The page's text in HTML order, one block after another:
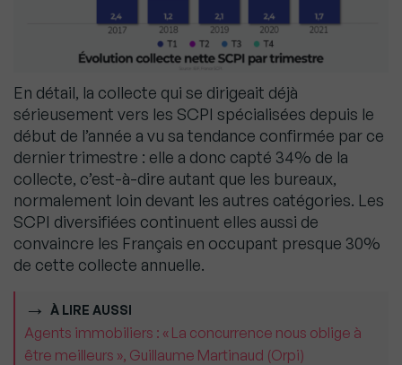
En détail, la collecte qui se dirigeait déjà
sérieusement vers les SCPI spécialisées depuis le
début de l’année a vu sa tendance confirmée par ce
dernier trimestre : elle a donc capté 34% de la
collecte, c’est-à-dire autant que les bureaux,
normalement loin devant les autres catégories. Les
SCPI diversifiées continuent elles aussi de
convaincre les Français en occupant presque 30%
de cette collecte annuelle.
À LIRE AUSSI
Agents immobiliers : « La concurrence nous oblige à
être meilleurs », Guillaume Martinaud (Orpi)